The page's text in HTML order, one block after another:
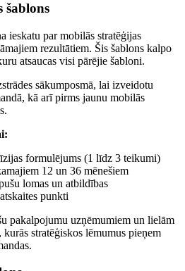
šablons
ieskatu par mobilās stratēģijas
rezultātiem. Šis šablons kalpo
atsaucas visi pārējie šabloni.
sākumposmā, lai izveidotu
kā arī pirms jaunu mobilās
formulējums (1 līdz 3 teikumi)
12 un 36 mēnešiem
lomas un atbildības
punkti
pakalpojumu uzņēmumiem un lielām
stratēģiskos lēmumus pieņem